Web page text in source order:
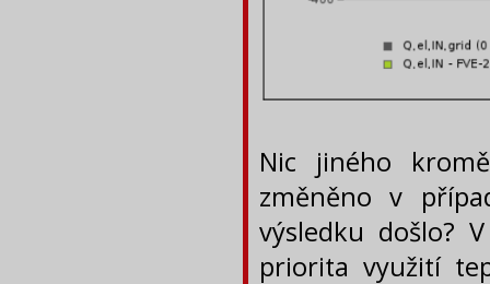
Nic jiného
změněno v
výsledku došlo?
priorita využití